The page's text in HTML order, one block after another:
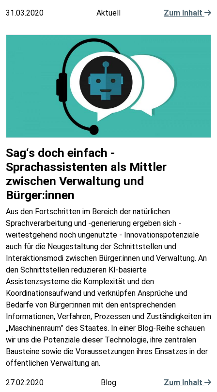
31.03.2020 Aktuell Zum Inhalt
Sag‘s doch einfach -
Sprachassistenten als Mittler
zwischen Verwaltung und
Bürger:innen
Aus den Fortschritten im Bereich der natürlichen
Sprachverarbeitung und -generierung ergeben sich -
weitestgehend noch ungenutzte - Innovationspotenziale
auch für die Neugestaltung der Schnittstellen und
Interaktionsmodi zwischen Bürger:innen und Verwaltung. An
den Schnittstellen reduzieren KI-basierte
Assistenzsysteme die Komplexität und den
Koordinationsaufwand und verknüpfen Ansprüche und
Bedarfe von Bürger:innen mit den entsprechenden
Informationen, Verfahren, Prozessen und Zuständigkeiten im
„Maschinenraum” des Staates. In einer Blog-Reihe schauen
wir uns die Potenziale dieser Technologie, ihre zentralen
Bausteine sowie die Voraussetzungen ihres Einsatzes in der
öffentlichen Verwaltung an.
27.02.2020 Blog Zum Inhalt